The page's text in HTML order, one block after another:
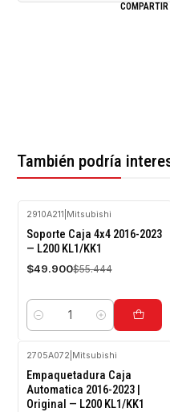
También podría
-10%
OFF
2910A211 Mitsubishi
Soporte Caja 4x4 2016-2023
— L200 KL1/KK1
$49.900$55.444
Cantidad
-10%
OFF
2705A072 Mitsubishi
Empaquetadura Caja
Automatica 2016-2023 |
Original — L200 KL1/KK1